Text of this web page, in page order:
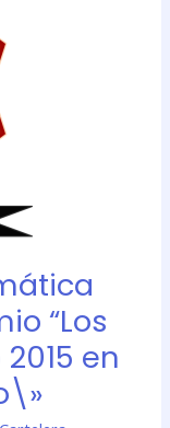
“Los
en